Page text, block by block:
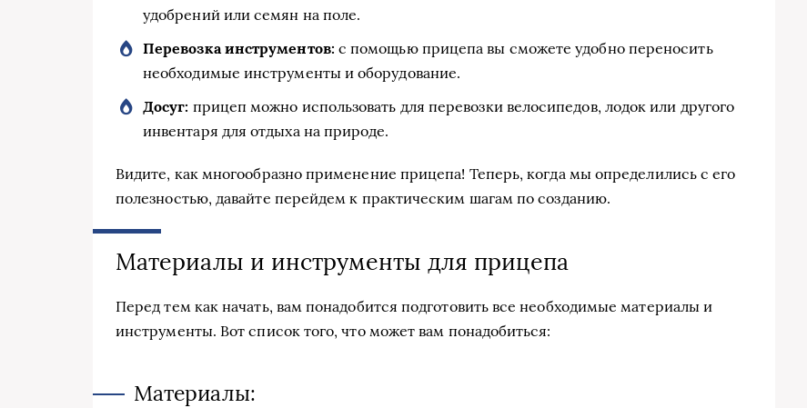
удобрений или семян на поле.
Перевозка инструментов: с помощью прицепа вы сможете удобно переносить
необходимые инструменты и оборудование.
Досуг: прицеп можно использовать для перевозки велосипедов, лодок или другого
инвентаря для отдыха на природе.
Видите, как многообразно применение прицепа! Теперь, когда мы определились с его
полезностью, давайте перейдем к практическим шагам по созданию.
Материалы и инструменты для прицепа
Перед тем как начать, вам понадобится подготовить все необходимые материалы и
инструменты. Вот список того, что может вам понадобиться:
Материалы: